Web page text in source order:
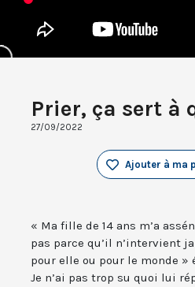
Prier, ça sert à
27/09/2022
Ajouter à ma
« Ma fille de 14 ans m’a
pas parce qu’il n’intervient
pour elle ou pour le monde »
Je n’ai pas trop su quoi lui